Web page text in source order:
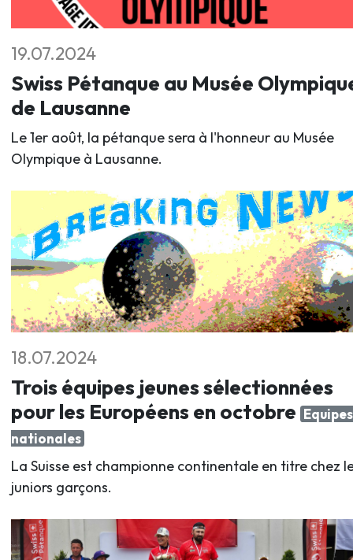
19.07.2024
Swiss Pétanque au Musée
de Lausanne
Le 1er août, la pétanque sera à l'honneur au Musée
Olympique à Lausanne.
18.07.2024
Trois équipes jeunes sélectionnées
pour les Européens en octobre Equipes
nationales
La Suisse est championne continentale en titre chez
juniors garçons.